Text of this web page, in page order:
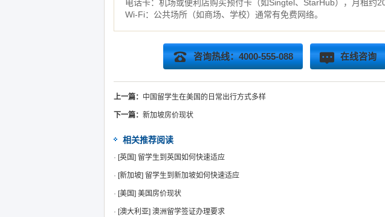
电话卡：机场或便利店购买预付卡（如Singtel、StarHub），月租约
Wi-Fi：公共场所（如商场、学校）通常有免费网络。
咨询热线：4000-555-088 在线咨询
上一篇： 中国留学生在美国的日常出行方式多样
下一篇： 新加坡房价现状
相关推荐阅读
· [英国] 留学生到英国如何快速适应
· [新加坡] 留学生到新加坡如何快速适应
· [美国] 美国房价现状
· [澳大利亚] 澳洲留学签证办理要求